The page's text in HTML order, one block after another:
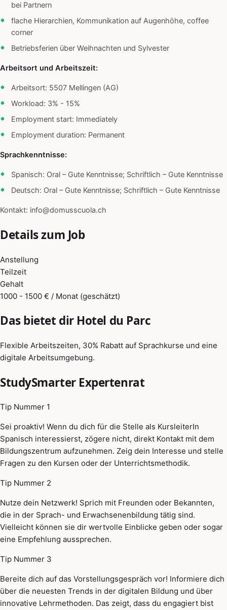
bei Partnern
flache Hierarchien, Kommunikation auf Augenhöhe, coffee
corner
Betriebsferien über Weihnachten und Sylvester
Arbeitsort und Arbeitszeit:
Arbeitsort: 5507 Mellingen (AG)
Workload: 3% - 15%
Employment start: Immediately
Employment duration: Permanent
Sprachkenntnisse:
Spanisch: Oral – Gute Kenntnisse; Schriftlich – Gute Kenntnisse
Deutsch: Oral – Gute Kenntnisse; Schriftlich – Gute Kenntnisse
Kontakt: info@domusscuola.ch
Details zum Job
Anstellung
Teilzeit
Gehalt
1000 - 1500 € / Monat (geschätzt)
Das bietet dir Hotel du Parc
Flexible Arbeitszeiten, 30% Rabatt auf Sprachkurse und eine
digitale Arbeitsumgebung.
StudySmarter Expertenrat
Tip Nummer 1
Sei proaktiv! Wenn du dich für die Stelle als KursleiterIn
Spanisch interessierst, zögere nicht, direkt Kontakt mit dem
Bildungszentrum aufzunehmen. Zeig dein Interesse und stelle
Fragen zu den Kursen oder der Unterrichtsmethodik.
Tip Nummer 2
Nutze dein Netzwerk! Sprich mit Freunden oder Bekannten,
die in der Sprach- und Erwachsenenbildung tätig sind.
Vielleicht können sie dir wertvolle Einblicke geben oder sogar
eine Empfehlung aussprechen.
Tip Nummer 3
Bereite dich auf das Vorstellungsgespräch vor! Informiere dich
über die neuesten Trends in der digitalen Bildung und über
innovative Lehrmethoden. Das zeigt, dass du engagiert bist